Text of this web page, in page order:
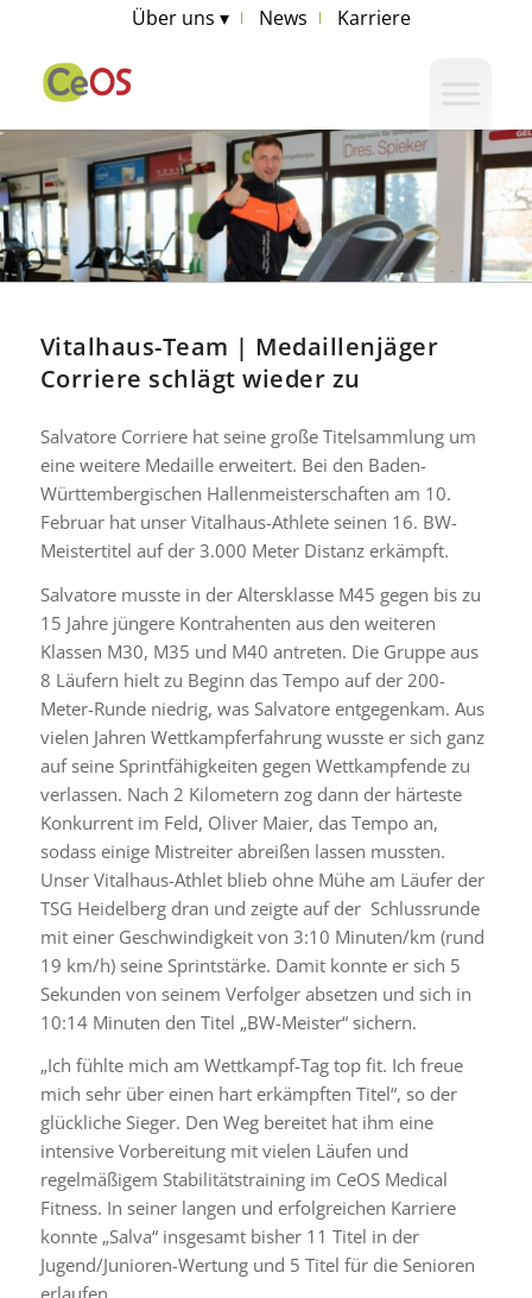
Über uns ▾ News Karriere
Vitalhaus-Team | Medaillenjäger
Corriere schlägt wieder zu
Salvatore Corriere hat seine große Titelsammlung um
eine weitere Medaille erweitert. Bei den Baden-
Württembergischen Hallenmeisterschaften am 10.
Februar hat unser Vitalhaus-Athlete seinen 16. BW-
Meistertitel auf der 3.000 Meter Distanz erkämpft.
Salvatore musste in der Altersklasse M45 gegen bis zu
15 Jahre jüngere Kontrahenten aus den weiteren
Klassen M30, M35 und M40 antreten. Die Gruppe aus
8 Läufern hielt zu Beginn das Tempo auf der 200-
Meter-Runde niedrig, was Salvatore entgegenkam. Aus
vielen Jahren Wettkampferfahrung wusste er sich ganz
auf seine Sprintfähigkeiten gegen Wettkampfende zu
verlassen. Nach 2 Kilometern zog dann der härteste
Konkurrent im Feld, Oliver Maier, das Tempo an,
sodass einige Mistreiter abreißen lassen mussten.
Unser Vitalhaus-Athlet blieb ohne Mühe am Läufer der
TSG Heidelberg dran und zeigte auf der Schlussrunde
mit einer Geschwindigkeit von 3:10 Minuten/km (rund
19 km/h) seine Sprintstärke. Damit konnte er sich 5
Sekunden von seinem Verfolger absetzen und sich in
10:14 Minuten den Titel „BW-Meister“ sichern.
„Ich fühlte mich am Wettkampf-Tag top fit. Ich freue
mich sehr über einen hart erkämpften Titel“, so der
glückliche Sieger. Den Weg bereitet hat ihm eine
intensive Vorbereitung mit vielen Läufen und
regelmäßigem Stabilitätstraining im CeOS Medical
Fitness. In seiner langen und erfolgreichen Karriere
konnte „Salva“ insgesamt bisher 11 Titel in der
Jugend/Junioren-Wertung und 5 Titel für die Senioren